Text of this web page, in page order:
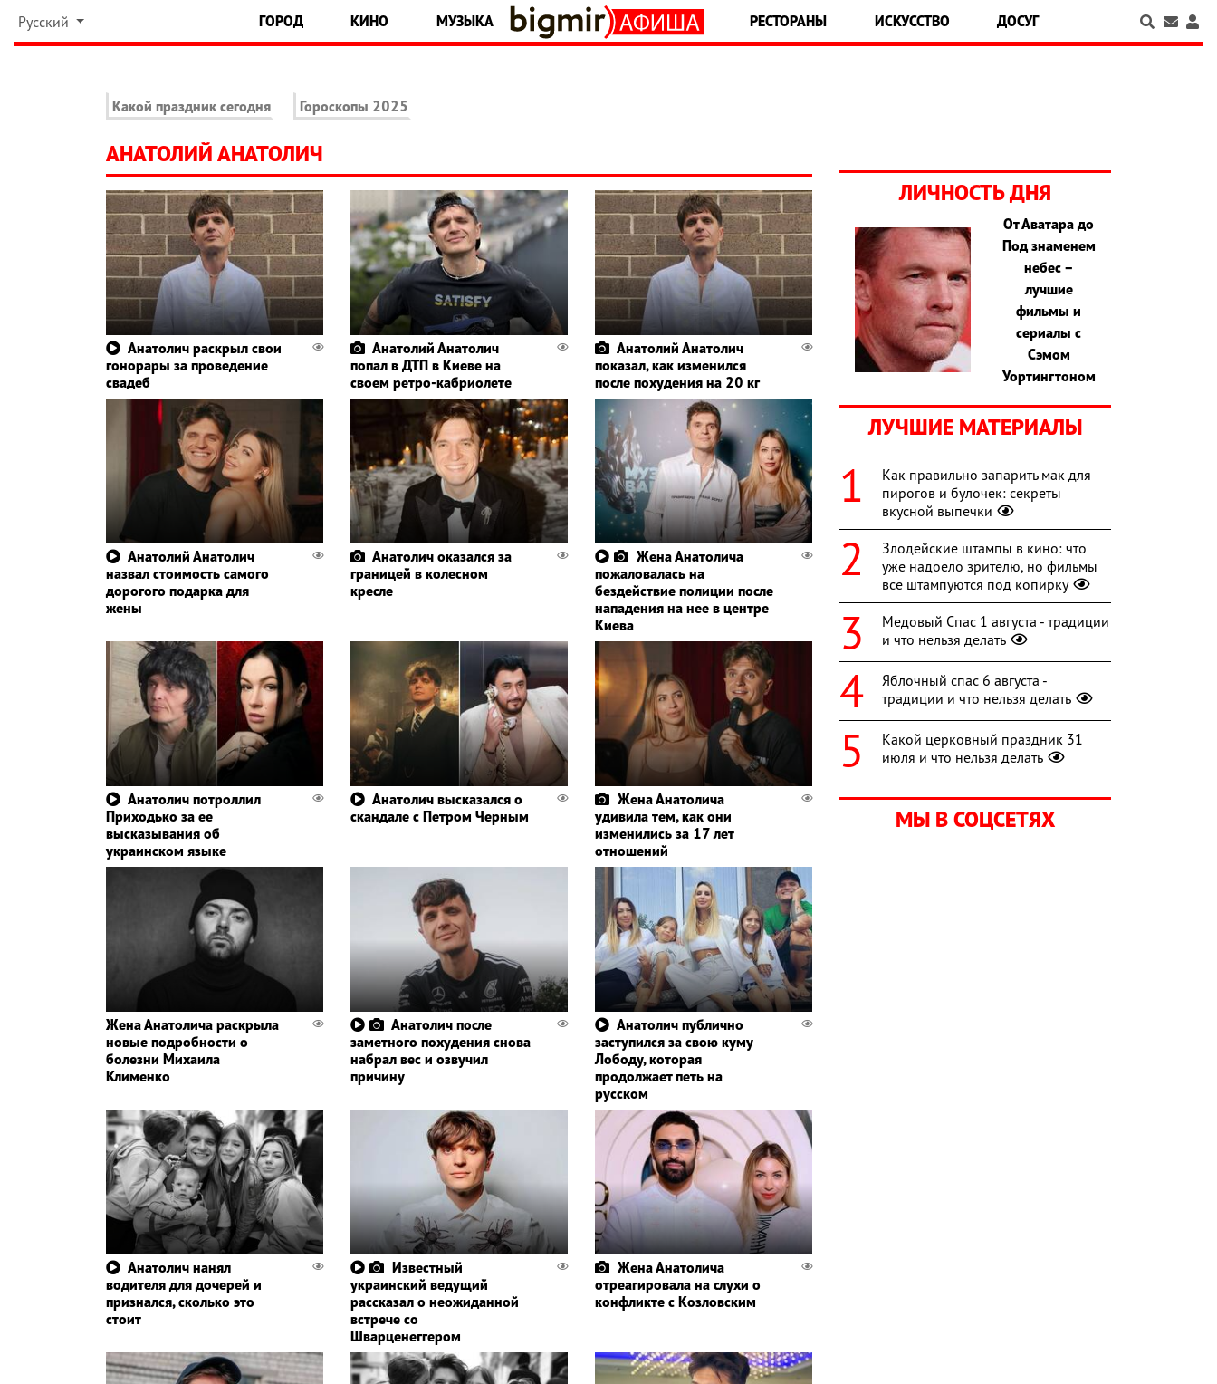
Русский ГОРОД КИНО МУЗЫКА РЕСТОРАНЫ ИСКУССТВО ДОСУГ
Какой праздник сегодня Гороскопы 2025
АНАТОЛИЙ АНАТОЛИЧ
Анатолич раскрыл свои
гонорары за проведение
свадеб
Анатолий Анатолич
попал в ДТП в Киеве на
своем ретро-кабриолете
Анатолий Анатолич
показал, как изменился
после похудения на 20 кг
Анатолий Анатолич
назвал стоимость самого
дорогого подарка для
жены
Анатолич оказался за
границей в колесном
кресле
Жена Анатолича
пожаловалась на
бездействие полиции после
нападения на нее в центре
Киева
Анатолич потроллил
Приходько за ее
высказывания об
украинском языке
Анатолич высказался о
скандале с Петром Черным
Жена Анатолича
удивила тем, как они
изменились за 17 лет
отношений
Жена Анатолича раскрыла
новые подробности о
болезни Михаила
Клименко
Анатолич после
заметного похудения снова
набрал вес и озвучил
причину
Анатолич публично
заступился за свою куму
Лободу, которая
продолжает петь на
русском
Анатолич нанял
водителя для дочерей и
признался, сколько это
стоит
Известный
украинский ведущий
рассказал о неожиданной
встрече со
Шварценеггером
Жена Анатолича
отреагировала на слухи о
конфликте с Козловским
ЛИЧНОСТЬ ДНЯ
От Аватара до
Под знаменем
небес –
лучшие
фильмы и
сериалы с
Сэмом
Уортингтоном
ЛУЧШИЕ МАТЕРИАЛЫ
Как правильно запарить мак для
пирогов и булочек: секреты
вкусной выпечки
Злодейские штампы в кино: что
уже надоело зрителю, но фильмы
все штампуются под копирку
Медовый Спас 1 августа - традиции
и что нельзя делать
Яблочный спас 6 августа -
традиции и что нельзя делать
Какой церковный праздник 31
июля и что нельзя делать
МЫ В СОЦСЕТЯХ